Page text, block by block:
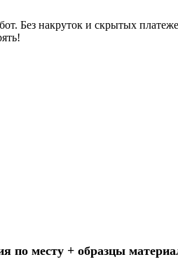
Без накруток и скрытых
по месту + образцы